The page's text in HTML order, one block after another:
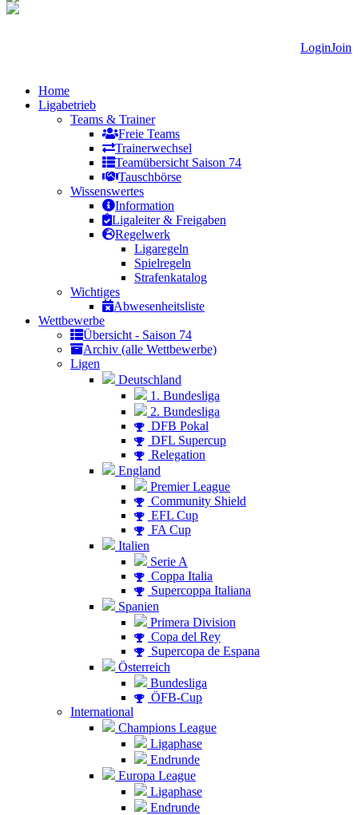
LoginJoin
Home
Ligabetrieb
Teams & Trainer
Freie Teams
Trainerwechsel
Teamübersicht Saison 74
Tauschbörse
Wissenswertes
Information
Ligaleiter & Freigaben
Regelwerk
Ligaregeln
Spielregeln
Strafenkatalog
Wichtiges
Abwesenheitsliste
Wettbewerbe
Übersicht - Saison 74
Archiv (alle Wettbewerbe)
Ligen
Deutschland
1. Bundesliga
2. Bundesliga
DFB Pokal
DFL Supercup
Relegation
England
Premier League
Community Shield
EFL Cup
FA Cup
Italien
Serie A
Coppa Italia
Supercoppa Italiana
Spanien
Primera Division
Copa del Rey
Supercopa de Espana
Österreich
Bundesliga
ÖFB-Cup
International
Champions League
Ligaphase
Endrunde
Europa League
Ligaphase
Endrunde